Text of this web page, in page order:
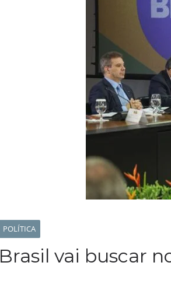
POLÍTICA
Brasil vai buscar